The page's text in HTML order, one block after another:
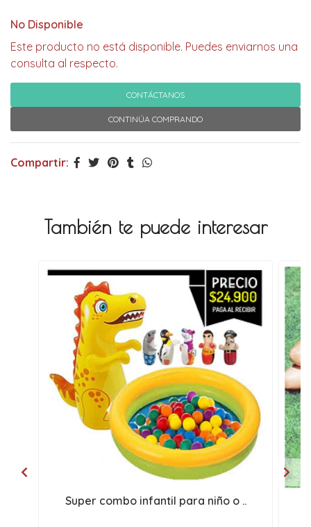
No Disponible
Este producto no está disponible. Puedes enviarnos una
consulta al respecto.
CONTÁCTANOS
CONTINÚA COMPRANDO
Compartir:
También te puede interesar
Super combo infantil para niño o ..